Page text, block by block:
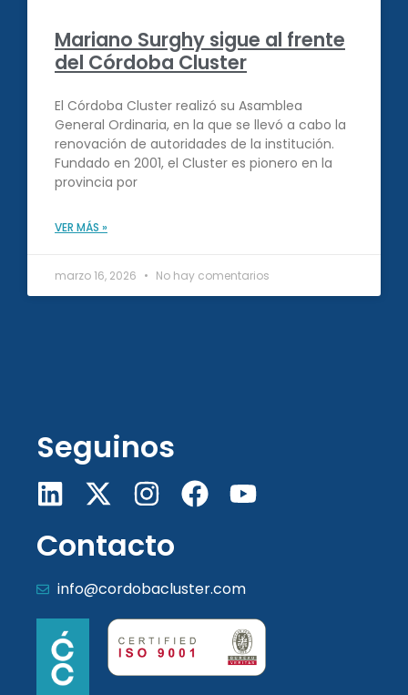
Mariano Surghy sigue al frente
del Córdoba Cluster
El Córdoba Cluster realizó su Asamblea
General Ordinaria, en la que se llevó a cabo la
renovación de autoridades de la institución.
Fundado en 2001, el Cluster es pionero en la
provincia por
VER MÁS »
marzo 16, 2026 No hay comentarios
Seguinos
Contacto
info@cordobacluster.com